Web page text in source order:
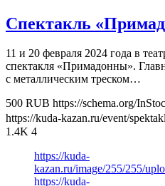
Спектакль
11 и 20 февраля 2024 года в
спектакля «Примадонны».
с металлическим треском…
500 RUB https://schema.org/
https://kuda-kazan.ru/event/
1.4K 4
https://kuda-
kazan.ru/image/255/255/
https://kuda-